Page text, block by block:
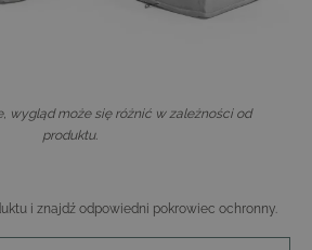
wygląd może się różnić w zależności od
produktu.
i znajdź odpowiedni pokrowiec ochronny.